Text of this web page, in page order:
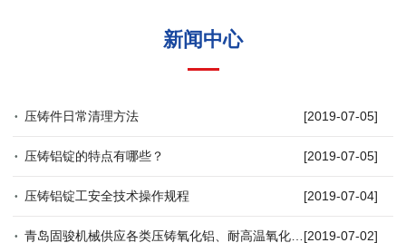
新闻中心
[2019-07-05]
压铸件日常清理方法
[2019-07-05]
压铸铝锭的特点有哪些？
[2019-07-04]
压铸铝锭工安全技术操作规程
[2019-07-02]
青岛固骏机械供应各类压铸氧化铝、耐高温氧化铝等特殊压铸铝锭